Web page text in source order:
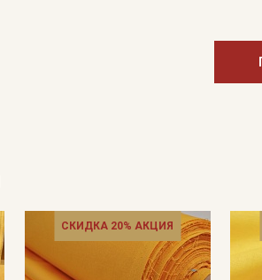
СКИДКА 20% АКЦИЯ
Электронная
данных
ДаюСогласие